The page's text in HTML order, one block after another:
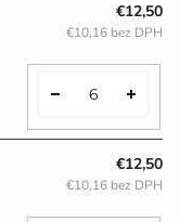
€12,50
€10,16 bez DPH
€12,50
€10,16 bez DPH